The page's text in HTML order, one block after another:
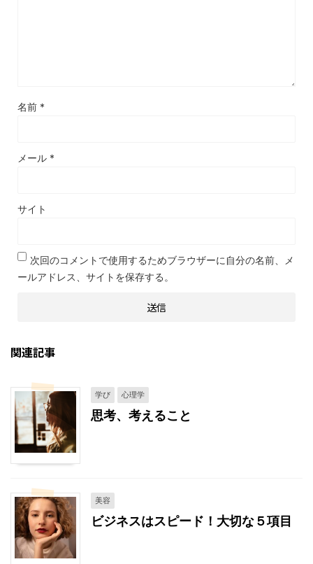
名前 *
メール *
サイト
次回のコメントで使用するためブラウザーに自分の名前、メ
ールアドレス、サイトを保存する。
関連記事
学び 心理学
思考、考えること
美容
ビジネスはスピード！大切な５項目